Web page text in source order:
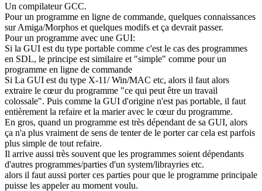
Un compilateur GCC.
Pour un programme en ligne de commande, quelques connaissances
sur Amiga/Morphos et quelques modifs et ça devrait passer.
Pour un programme avec une GUI:
Si la GUI est du type portable comme c'est le cas des programmes
en SDL, le principe est similaire et "simple" comme pour un
programme en ligne de commande
Si La GUI est du type X-11/ Win/MAC etc, alors il faut alors
extraire le cœur du programme "ce qui peut être un travail
colossale". Puis comme la GUI d'origine n'est pas portable, il faut
entièrement la refaire et la marier avec le cœur du programme.
En gros, quand un programme est très dépendant de sa GUI, alors
ça n'a plus vraiment de sens de tenter de le porter car cela est parfois
plus simple de tout refaire.
Il arrive aussi très souvent que les programmes soient dépendants
d'autres programmes/parties d'un system/librayries etc.
alors il faut aussi porter ces parties pour que le programme principale
puisse les appeler au moment voulu.